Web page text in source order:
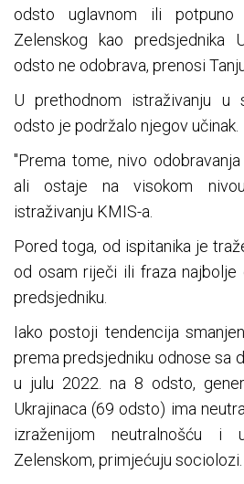
odsto uglavnom ili potpuno
Zelenskog kao predsjednika
odsto ne odobrava, prenosi
U prethodnom istraživanju u
odsto je podržalo njegov učinak.
"Prema tome, nivo
ali ostaje na visokom
istraživanju KMIS-a.
Pored toga, od ispitanika je
od osam riječi ili fraza najbolje
predsjedniku.
Iako postoji tendencija
prema predsjedniku odnose sa
u julu 2022. na 8 odsto,
Ukrajinaca (69 odsto) ima
izraženijom neutralnošću i
Zelenskom, primjećuju sociolozi.